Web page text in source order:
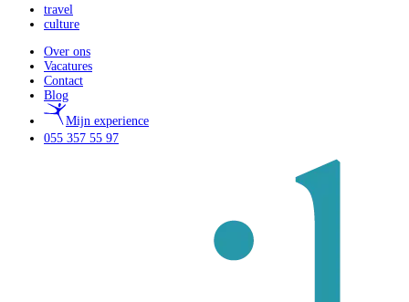
travel
culture
Over ons
Vacatures
Contact
Blog
Mijn experience
055 357 55 97